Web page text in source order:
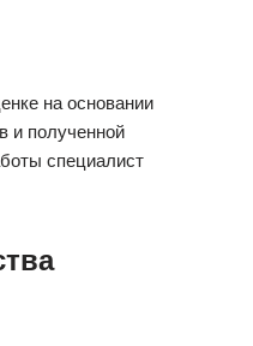
на основании
и полученной
специалист